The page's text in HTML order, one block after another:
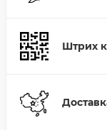
Штрих